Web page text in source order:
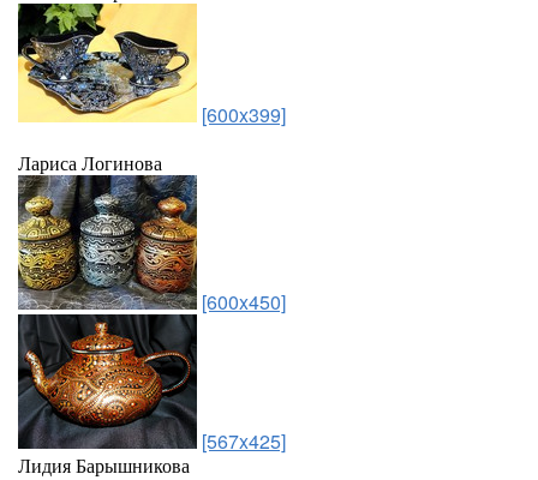
[600x399]
Лариса Логинова
[600x450]
[567x425]
Лидия Барышникова